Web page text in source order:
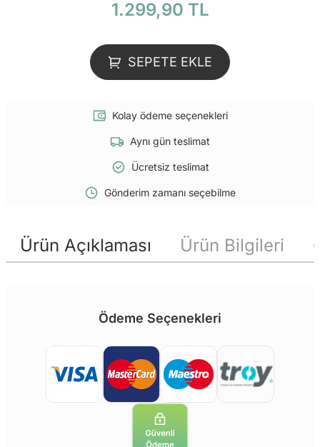
1.299,90 TL
SEPETE EKLE
Kolay ödeme seçenekleri
Aynı gün teslimat
Ücretsiz teslimat
Gönderim zamanı seçebilme
Ürün Açıklaması Ürün Bilgileri
Ödeme Seçenekleri